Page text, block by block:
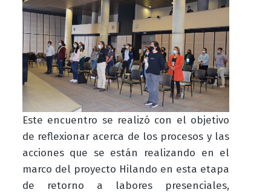
Este encuentro se realizó con el objetivo
de reflexionar acerca de los procesos y las
acciones que se están realizando en el
marco del proyecto Hilando en esta etapa
de retorno a labores presenciales,